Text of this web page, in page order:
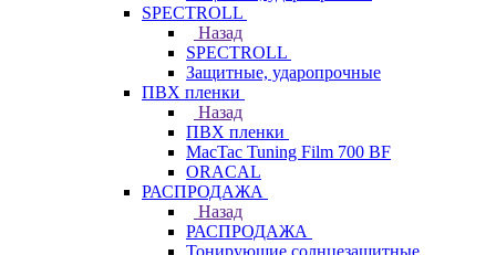
SPECTROLL
Назад
SPECTROLL
Защитные, ударопрочные
ПВХ пленки
Назад
ПВХ пленки
MacTac Tuning Film 700 BF
ORACAL
РАСПРОДАЖА
Назад
РАСПРОДАЖА
Тонирующие солнцезащитные